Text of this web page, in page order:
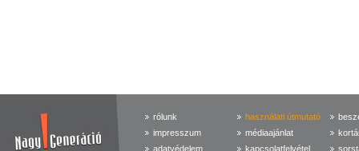
rólunk
impresszum
adatvédelem
használati útmutató
médiaajánlat
kapcsolatfelvétel